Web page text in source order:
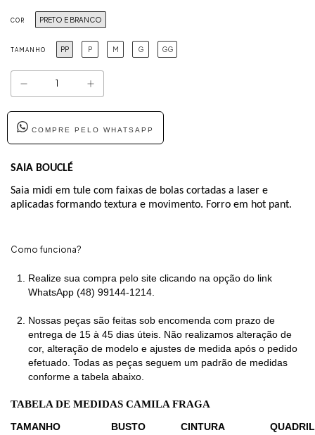
COR PRETO E BRANCO
TAMANHO PP P M G GG
COMPRE PELO WHATSAPP
SAIA BOUCLÉ
Saia midi em tule com faixas de bolas cortadas a laser e
aplicadas formando textura e movimento. Forro em hot pant.
Como funciona?
Realize sua compra pelo site clicando na opção do link
WhatsApp (48) 99144-1214.
Nossas peças são feitas sob encomenda com prazo de
entrega de 15 à 45 dias úteis. Não realizamos alteração de
cor, alteração de modelo e ajustes de medida após o pedido
efetuado. Todas as peças seguem um padrão de medidas
conforme a tabela abaixo.
TABELA DE MEDIDAS CAMILA FRAGA
TAMANHO BUSTO CINTURA
QUADRIL